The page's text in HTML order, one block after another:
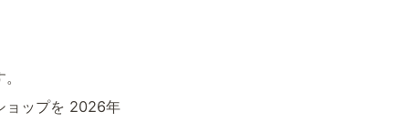
ョップを 2026年